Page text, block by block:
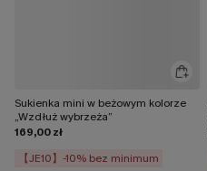
Sukienka mini w beżowym kolorze
„Wzdłuż wybrzeża”
169,00 zł
【JE10】-10% bez minimum